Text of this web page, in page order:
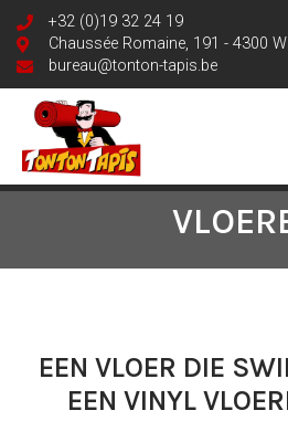
+32 (0)19 32 24 19
Chaussée Romaine, 191 - 4300
bureau@tonton-tapis.be
EEN VLOER DIE
EEN VINYL